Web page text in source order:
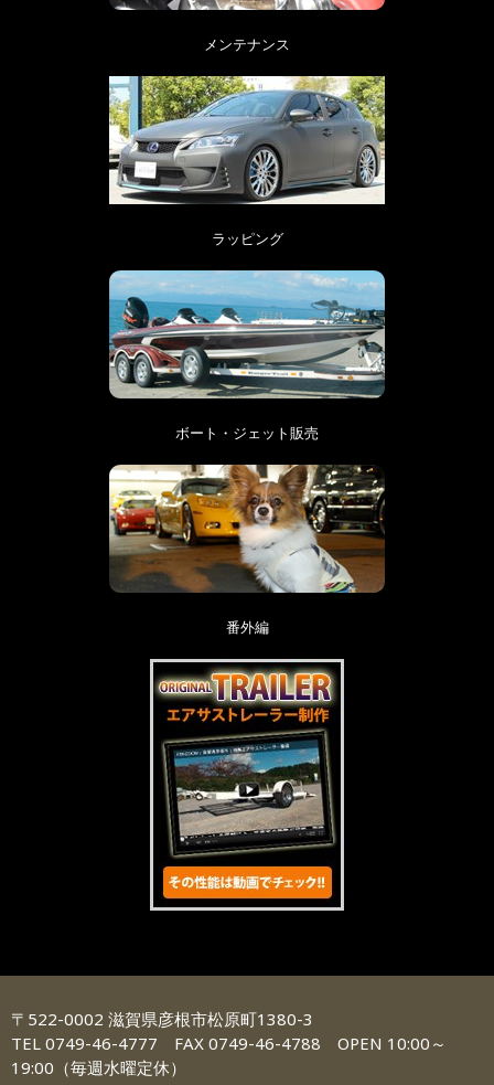
メンテナンス
ラッピング
ボート・ジェット販売
番外編
〒522-0002 滋賀県彦根市松原町1380-3
TEL 0749-46-4777 FAX 0749-46-4788 OPEN 10:00～
19:00（毎週水曜定休）